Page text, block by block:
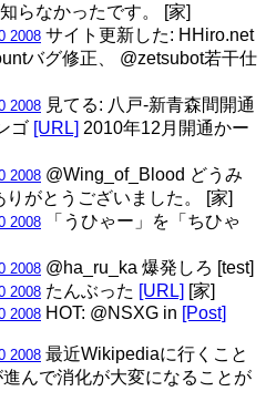
らなかったです。 [家]
2008 サイト更新した: HHiro.net
バグ修正、 @zetsubot若干仕
2008 見てる: 八戸-新青森間開通
ゴ [URL] 2010年12月開通かー
2008 @Wing_of_Blood どうみ
がとうございました。 [家]
2008 「うひゃー」を「ちひゃ
2008 @ha_ru_ka 爆発しろ [test]
2008 たんぶった [URL] [家]
2008 HOT: @NSXG in [Post]
2008 最近Wikipediaに行くこと
んで消化が大変になることが